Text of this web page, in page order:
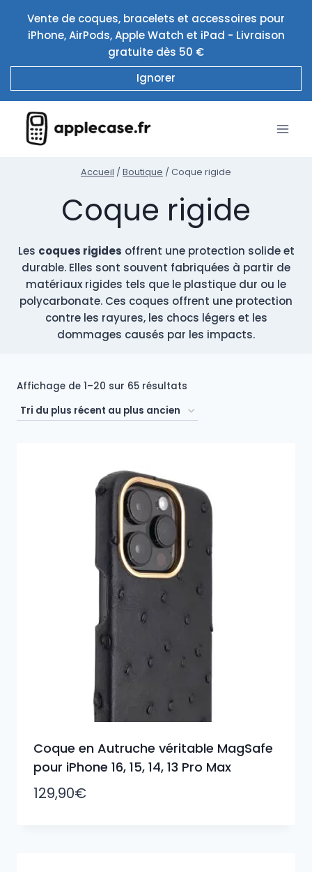
contenu
Vente de coques, bracelets et accessoires pour
iPhone, AirPods, Apple Watch et iPad - Livraison
gratuite dès 50 €
Ignorer
Accueil / Boutique / Coque rigide
Coque rigide
Les coques rigides offrent une protection solide et
durable. Elles sont souvent fabriquées à partir de
matériaux rigides tels que le plastique dur ou le
polycarbonate. Ces coques offrent une protection
contre les rayures, les chocs légers et les
dommages causés par les impacts.
Affichage de 1–20 sur 65 résultats
du
plus
ancien
Coque en Autruche véritable MagSafe
pour iPhone 16, 15, 14, 13 Pro Max
129,90€